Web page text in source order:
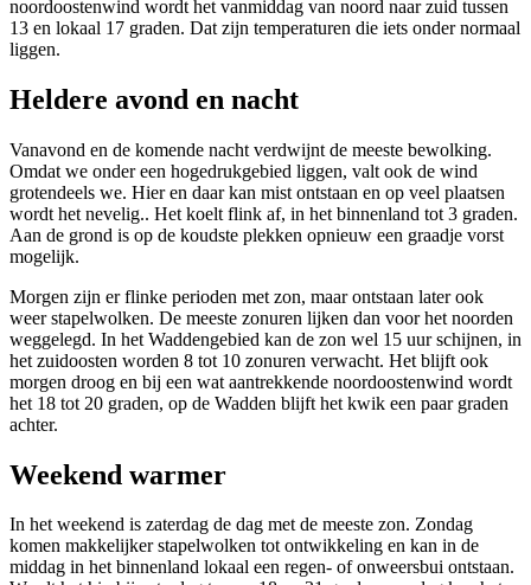
noordoostenwind wordt het vanmiddag van noord naar zuid tussen
13 en lokaal 17 graden. Dat zijn temperaturen die iets onder normaal
liggen.
Heldere avond en nacht
Vanavond en de komende nacht verdwijnt de meeste bewolking.
Omdat we onder een hogedrukgebied liggen, valt ook de wind
grotendeels we. Hier en daar kan mist ontstaan en op veel plaatsen
wordt het nevelig.. Het koelt flink af, in het binnenland tot 3 graden.
Aan de grond is op de koudste plekken opnieuw een graadje vorst
mogelijk.
Morgen zijn er flinke perioden met zon, maar ontstaan later ook
weer stapelwolken. De meeste zonuren lijken dan voor het noorden
weggelegd. In het Waddengebied kan de zon wel 15 uur schijnen, in
het zuidoosten worden 8 tot 10 zonuren verwacht. Het blijft ook
morgen droog en bij een wat aantrekkende noordoostenwind wordt
het 18 tot 20 graden, op de Wadden blijft het kwik een paar graden
achter.
Weekend warmer
In het weekend is zaterdag de dag met de meeste zon. Zondag
komen makkelijker stapelwolken tot ontwikkeling en kan in de
middag in het binnenland lokaal een regen- of onweersbui ontstaan.